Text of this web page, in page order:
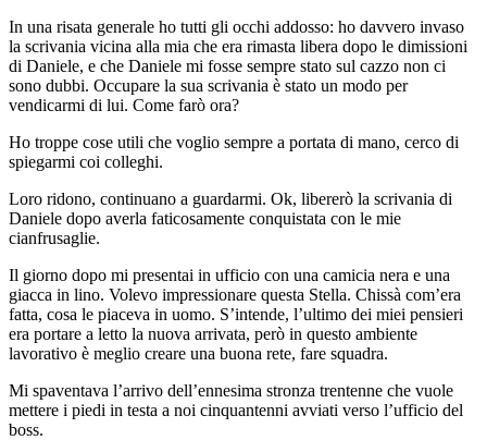
In una risata generale ho tutti gli occhi addosso: ho davvero invaso
la scrivania vicina alla mia che era rimasta libera dopo le dimissioni
di Daniele, e che Daniele mi fosse sempre stato sul cazzo non ci
sono dubbi. Occupare la sua scrivania è stato un modo per
vendicarmi di lui. Come farò ora?
Ho troppe cose utili che voglio sempre a portata di mano, cerco di
spiegarmi coi colleghi.
Loro ridono, continuano a guardarmi. Ok, libererò la scrivania di
Daniele dopo averla faticosamente conquistata con le mie
cianfrusaglie.
Il giorno dopo mi presentai in ufficio con una camicia nera e una
giacca in lino. Volevo impressionare questa Stella. Chissà com’era
fatta, cosa le piaceva in uomo. S’intende, l’ultimo dei miei pensieri
era portare a letto la nuova arrivata, però in questo ambiente
lavorativo è meglio creare una buona rete, fare squadra.
Mi spaventava l’arrivo dell’ennesima stronza trentenne che vuole
mettere i piedi in testa a noi cinquantenni avviati verso l’ufficio del
boss.